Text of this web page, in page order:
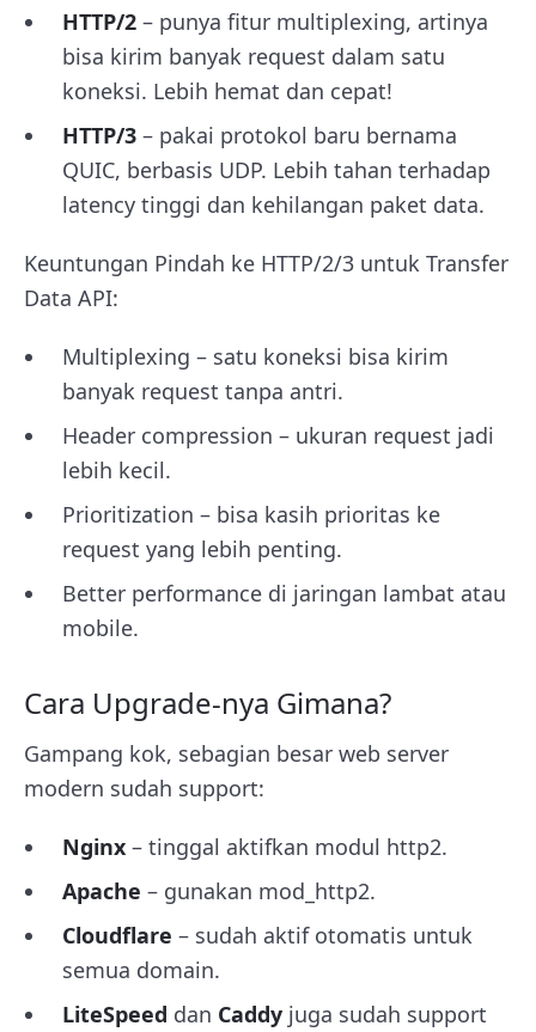
HTTP/2 – punya fitur multiplexing, artinya
bisa kirim banyak request dalam satu
koneksi. Lebih hemat dan cepat!
HTTP/3 – pakai protokol baru bernama
QUIC, berbasis UDP. Lebih tahan terhadap
latency tinggi dan kehilangan paket data.
Keuntungan Pindah ke HTTP/2/3 untuk Transfer
Data API:
Multiplexing – satu koneksi bisa kirim
banyak request tanpa antri.
Header compression – ukuran request jadi
lebih kecil.
Prioritization – bisa kasih prioritas ke
request yang lebih penting.
Better performance di jaringan lambat atau
mobile.
Cara Upgrade-nya Gimana?
Gampang kok, sebagian besar web server
modern sudah support:
Nginx – tinggal aktifkan modul http2.
Apache – gunakan mod_http2.
Cloudflare – sudah aktif otomatis untuk
semua domain.
LiteSpeed dan Caddy juga sudah support